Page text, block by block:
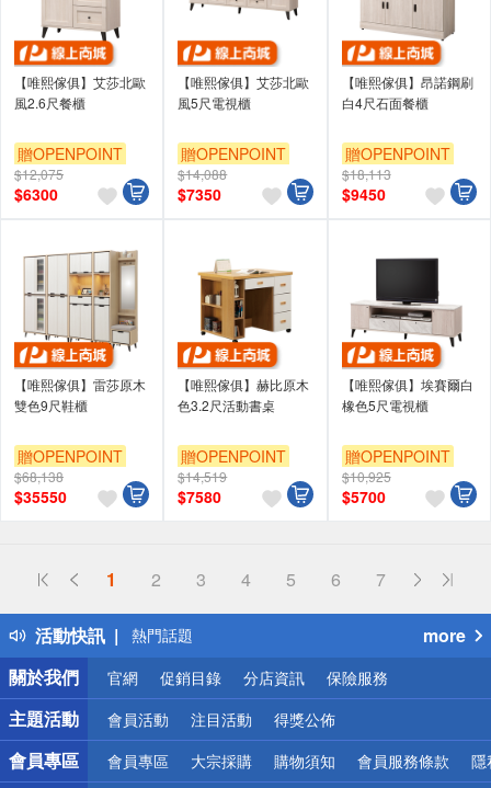
【唯熙傢俱】艾莎北歐
風2.6尺餐櫃
贈OPENPOINT
$12,075
$6300
【唯熙傢俱】艾莎北歐
風5尺電視櫃
贈OPENPOINT
$14,088
$7350
【唯熙傢俱】昂諾鋼刷
白4尺石面餐櫃
贈OPENPOINT
$18,113
$9450
【唯熙傢俱】雷莎原木
雙色9尺鞋櫃
贈OPENPOINT
$68,138
$35550
【唯熙傢俱】赫比原木
色3.2尺活動書桌
贈OPENPOINT
$14,519
$7580
【唯熙傢俱】埃賽爾白
橡色5尺電視櫃
贈OPENPOINT
$10,925
$5700
1 2 3 4 5 6 7
活動快訊
詐騙網頁！請小心！
得獎公告
熱門話題
銀行優惠
偏遠地區配送
詐騙網頁！請小心！
more
關於我們
官網 促銷目錄 分店資訊 保險服務
主題活動 會員活動 注目活動 得獎公佈
會員專區 會員專區 大宗採購 購物須知 會員服務條款 隱